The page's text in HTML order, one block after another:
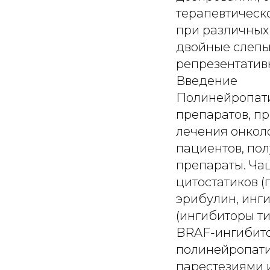
при
двойные
Введение
Полинейропатия, ассоциированная с применением противоопухолевых препаратов, представляет собой одно из токсических осложнений лечения онкологических заболеваний, которое развивается у 30–40% пациентов, получающих нейротоксичные химиотерапевтические препараты. Чаще всего данное осложнение обусловлено приемом цитостатиков (производные платины, таксаны, винкаалкалоиды, эрибулин, ингибиторы топоизомеразы), таргетных препаратов (ингибиторы тирозинкиназ, ингибиторы EGFR, ингибиторы ангиогенеза, BRAF-ингибиторы) и др. Эти соединения вызывают хроническую полинейропатию, характеризующуюся чувствительными нарушениями, парестезиями и часто инвалидизирующей нейропатической болью. По данным последних исследований, проявления полинейропатии могут сохраняться в течение нескольких месяцев или даже лет после завершения химиотерапии [1–3]. Изменение метода лечения рака из-за развивающейся полинейропатии требуется 10–65% пациентов; примерно у 1/3 больных химиотерапию необходимо прекратить [4]. У большинства пациентов полинейропатия, ассоциированная с химиотерапией, развивается в течение первых трех-четырех циклов лечения, при этом симптомы постепенно прогрессируют, а после завершения лечения состояние стабилизируется. У 25% больных симптомы могут сохраняться в течение нескольких лет после прекращения курса лечения. Как правило, у пациентов наблюдаются симметричная потеря чувствительности, выраженные сенсорные симптомы в области крестца, болевые приступы и ухудшение координации движений. Особо следует выделить полинейропатию, связанную с применением препаратов платины, поскольку оксалиплатин может вызывать характерные острые преходящие дизестезии, появляющиеся на холоде, уже после первых инфузий, в то время как нейротоксичность как оксалиплатина, так и цисплатина обычно усиливается в течение нескольких месяцев после окончания химиотерапии (так называемый феномен подъема). Затем состояние пациента постепенно улучшается, но в отдельных случаях сохраняется хронический